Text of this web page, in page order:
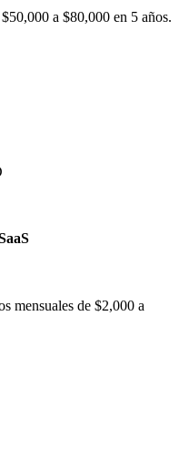
a $80,000 en 5 años.
mensuales de $2,000 a